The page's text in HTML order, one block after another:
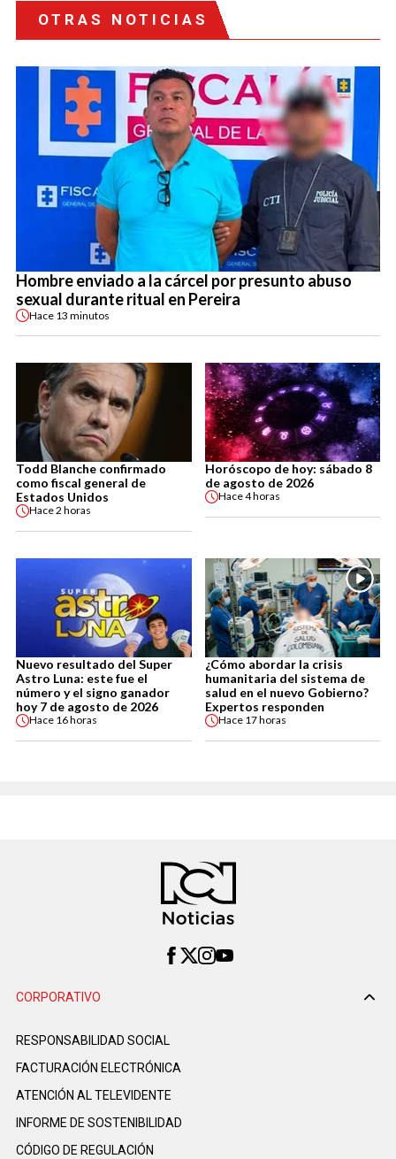
OTRAS NOTICIAS
Hombre enviado a la cárcel por presunto abuso
sexual durante ritual en Pereira
Hace 13 minutos
Todd Blanche confirmado
como fiscal general de
Estados Unidos
Hace2 horas
Horóscopo de hoy: sábado 8
de agosto de 2026
Hace4 horas
Nuevo resultado del Super
Astro Luna: este fue el
número y el signo ganador
hoy 7 de agosto de 2026
Hace 16 horas
¿Cómo abordar la crisis
humanitaria del sistema de
salud en el nuevo Gobierno?
Expertos responden
Hace 17 horas
CORPORATIVO
RESPONSABILIDAD SOCIAL
FACTURACIÓN ELECTRÓNICA
ATENCIÓN AL TELEVIDENTE
INFORME DE SOSTENIBILIDAD
CÓDIGO DE REGULACIÓN